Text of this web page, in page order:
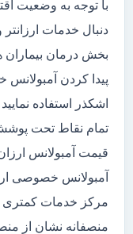
با توجه به وضعیت
دنبال خدمات
بخش درمان بیماران
پیدا کردن
اشکذر استفاده
تمام نقاط تحت پوشش
قیمت آمبولانس
آمبولانس خصوصی
مرکز خدمات کمتری
منصفانه نشان از